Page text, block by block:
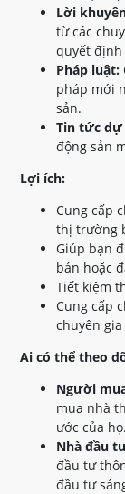
Lời
từ các
quyết định
Pháp luật:
pháp mới
sản.
Tin tức dự
động sản
Lợi ích:
Cung cấp
thị trường
Giúp bạn
bán hoặc
Tiết kiệm
Cung cấp
chuyên
Ai có thể theo
Người
mua nhà
ước của họ.
Nhà đầu
đầu tư
đầu tư